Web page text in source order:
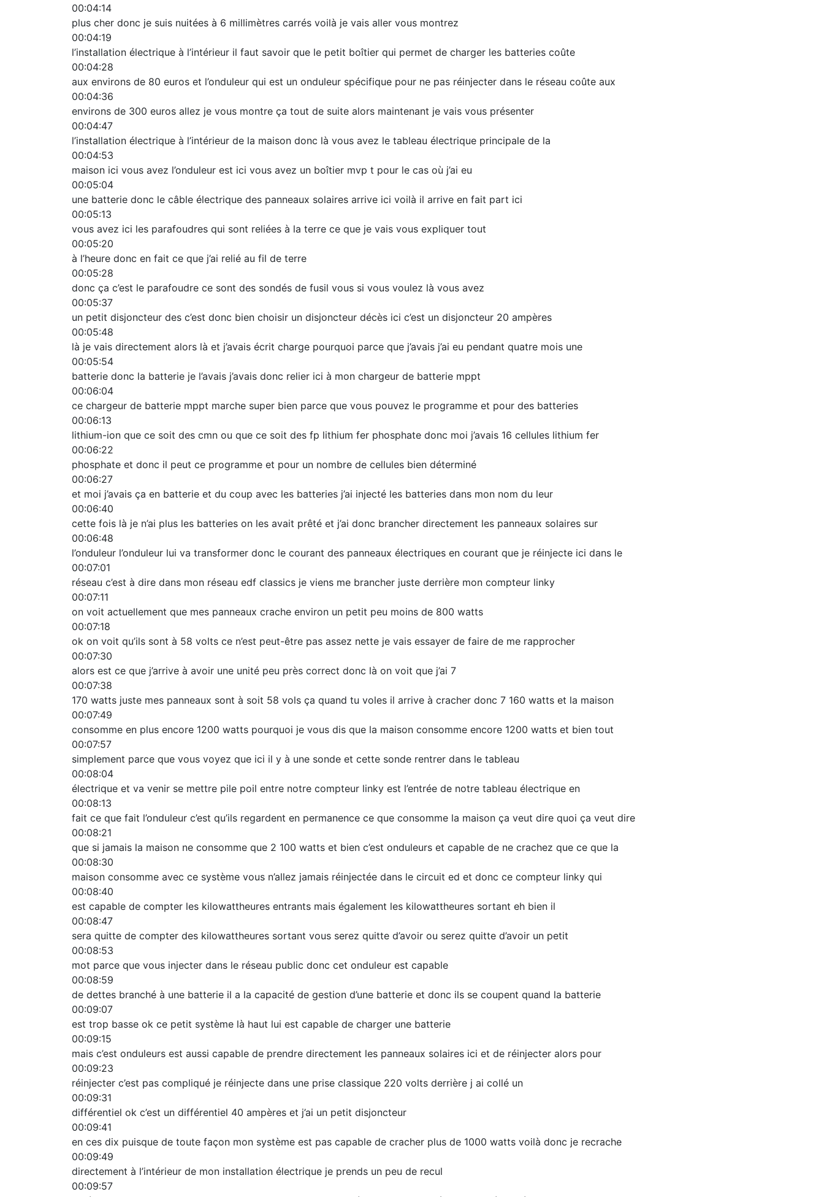
00:04:14
plus cher donc je suis nuitées à 6 millimètres carrés voilà je vais aller vous montrez
00:04:19
l’installation électrique à l’intérieur il faut savoir que le petit boîtier qui permet de charger les batteries coûte
00:04:28
aux environs de 80 euros et l’onduleur qui est un onduleur spécifique pour ne pas réinjecter dans le réseau coûte aux
00:04:36
environs de 300 euros allez je vous montre ça tout de suite alors maintenant je vais vous présenter
00:04:47
l’installation électrique à l’intérieur de la maison donc là vous avez le tableau électrique principale de la
00:04:53
maison ici vous avez l’onduleur est ici vous avez un boîtier mvp t pour le cas où j’ai eu
00:05:04
une batterie donc le câble électrique des panneaux solaires arrive ici voilà il arrive en fait part ici
00:05:13
vous avez ici les parafoudres qui sont reliées à la terre ce que je vais vous expliquer tout
00:05:20
à l’heure donc en fait ce que j’ai relié au fil de terre
00:05:28
donc ça c’est le parafoudre ce sont des sondés de fusil vous si vous voulez là vous avez
00:05:37
un petit disjoncteur des c’est donc bien choisir un disjoncteur décès ici c’est un disjoncteur 20 ampères
00:05:48
là je vais directement alors là et j’avais écrit charge pourquoi parce que j’avais j’ai eu pendant quatre mois une
00:05:54
batterie donc la batterie je l’avais j’avais donc relier ici à mon chargeur de batterie mppt
00:06:04
ce chargeur de batterie mppt marche super bien parce que vous pouvez le programme et pour des batteries
00:06:13
lithium-ion que ce soit des cmn ou que ce soit des fp lithium fer phosphate donc moi j’avais 16 cellules lithium fer
00:06:22
phosphate et donc il peut ce programme et pour un nombre de cellules bien déterminé
00:06:27
et moi j’avais ça en batterie et du coup avec les batteries j’ai injecté les batteries dans mon nom du leur
00:06:40
cette fois là je n’ai plus les batteries on les avait prêté et j’ai donc brancher directement les panneaux solaires sur
00:06:48
l’onduleur l’onduleur lui va transformer donc le courant des panneaux électriques en courant que je réinjecte ici dans le
00:07:01
réseau c’est à dire dans mon réseau edf classics je viens me brancher juste derrière mon compteur linky
00:07:11
on voit actuellement que mes panneaux crache environ un petit peu moins de 800 watts
00:07:18
ok on voit qu’ils sont à 58 volts ce n’est peut-être pas assez nette je vais essayer de faire de me rapprocher
00:07:30
alors est ce que j’arrive à avoir une unité peu près correct donc là on voit que j’ai 7
00:07:38
170 watts juste mes panneaux sont à soit 58 vols ça quand tu voles il arrive à cracher donc 7 160 watts et la maison
00:07:49
consomme en plus encore 1200 watts pourquoi je vous dis que la maison consomme encore 1200 watts et bien tout
00:07:57
simplement parce que vous voyez que ici il y à une sonde et cette sonde rentrer dans le tableau
00:08:04
électrique et va venir se mettre pile poil entre notre compteur linky est l’entrée de notre tableau électrique en
00:08:13
fait ce que fait l’onduleur c’est qu’ils regardent en permanence ce que consomme la maison ça veut dire quoi ça veut dire
00:08:21
que si jamais la maison ne consomme que 2 100 watts et bien c’est onduleurs et capable de ne crachez que ce que la
00:08:30
maison consomme avec ce système vous n’allez jamais réinjectée dans le circuit ed et donc ce compteur linky qui
00:08:40
est capable de compter les kilowattheures entrants mais également les kilowattheures sortant eh bien il
00:08:47
sera quitte de compter des kilowattheures sortant vous serez quitte d’avoir ou serez quitte d’avoir un petit
00:08:53
mot parce que vous injecter dans le réseau public donc cet onduleur est capable
00:08:59
de dettes branché à une batterie il a la capacité de gestion d’une batterie et donc ils se coupent quand la batterie
00:09:07
est trop basse ok ce petit système là haut lui est capable de charger une batterie
00:09:15
mais c’est onduleurs est aussi capable de prendre directement les panneaux solaires ici et de réinjecter alors pour
00:09:23
réinjecter c’est pas compliqué je réinjecte dans une prise classique 220 volts derrière j ai collé un
00:09:31
différentiel ok c’est un différentiel 40 ampères et j’ai un petit disjoncteur
00:09:41
en ces dix puisque de toute façon mon système est pas capable de cracher plus de 1000 watts voilà donc je recrache
00:09:49
directement à l’intérieur de mon installation électrique je prends un peu de recul
00:09:57